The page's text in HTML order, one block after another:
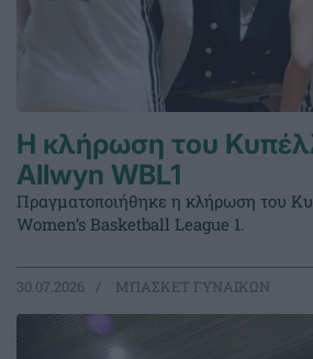
Η κλήρωση του
Allwyn WBL1
Πραγματοποιήθηκε η κλήρωση του
Women’s Basketball League 1.
30.07.2026 ΜΠΑΣΚΕΤ ΓΥΝΑΙΚΩΝ